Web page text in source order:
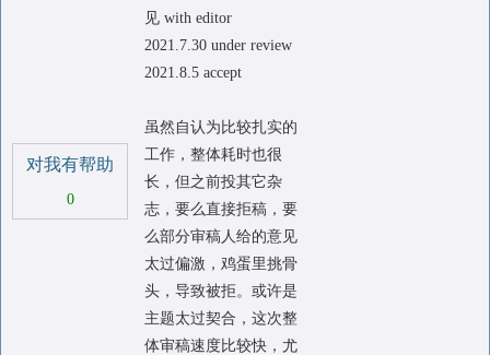
对我有帮助
0
见 with editor
2021.7.30 under review
2021.8.5 accept
虽然自认为比较扎实的
工作，整体耗时也很
长，但之前投其它杂
志，要么直接拒稿，要
么部分审稿人给的意见
太过偏激，鸡蛋里挑骨
头，导致被拒。或许是
主题太过契合，这次整
体审稿速度比较快，尤